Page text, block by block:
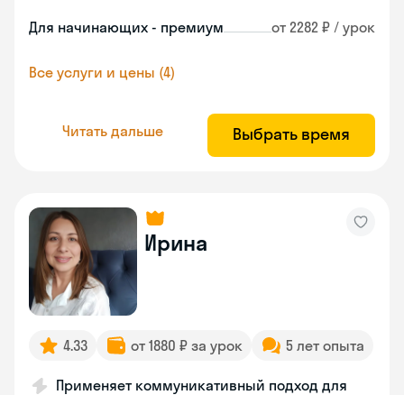
Для начинающих - премиум от 2282 ₽ / урок
Все услуги и цены (4)
Читать дальше Выбрать время
Ирина
4.33 от 1880 ₽ за урок 5 лет опыта
Применяет коммуникативный подход для